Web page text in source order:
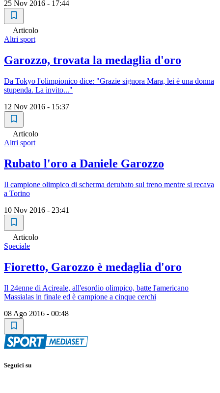
25 Nov 2016 - 17:44
Articolo
Altri sport
Garozzo, trovata la medaglia d'oro
Da Tokyo l'olimpionico dice: "Grazie signora Mara, lei è una donna
stupenda. La invito..."
12 Nov 2016 - 15:37
Articolo
Altri sport
Rubato l'oro a Daniele Garozzo
Il campione olimpico di scherma derubato sul treno mentre si recava
a Torino
10 Nov 2016 - 23:41
Articolo
Speciale
Fioretto, Garozzo è medaglia d'oro
Il 24enne di Acireale, all'esordio olimpico, batte l'americano
Massialas in finale ed è campione a cinque cerchi
08 Ago 2016 - 00:48
Seguici su